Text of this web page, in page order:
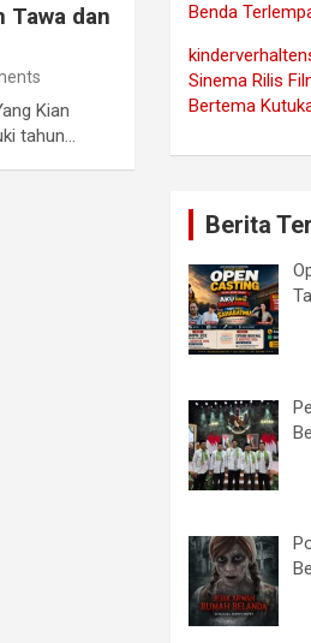
Tawa dan
Kian
tahun…
Benda
Sinema Rilis
Bertema
Berita